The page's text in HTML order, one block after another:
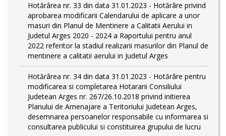
Hotărârea nr. 33 din data 31.01.2023 - Hotărâre privind
aprobarea modificarii Calendarului de aplicare a unor
masuri din Planul de Mentinere a Calitatii Aerului in
Judetul Arges 2020 - 2024 a Raportului pentru anul
2022 referitor la stadiul realizarii masurilor din Planul de
mentinere a calitatii aerului in Judetul Arges
Hotărârea nr. 34 din data 31.01.2023 - Hotărâre pentru
modificarea si completarea Hotararii Consiliului
Judetean Arges nr. 267/26.10.2018 privind initierea
Planului de Amenajare a Teritoriului Judetean Arges,
desemnarea persoanelor responsabile cu informarea si
consultarea publicului si constituirea grupului de lucru